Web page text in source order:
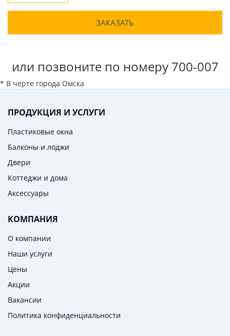
или позвоните по номеру 700-007
* В черте города Омска
ПРОДУКЦИЯ И УСЛУГИ
Пластиковые окна
Балконы и лоджи
Двери
Коттеджи и дома
Аксессуары
КОМПАНИЯ
О компании
Наши услуги
Цены
Акции
Вакансии
Политика конфиденциальности